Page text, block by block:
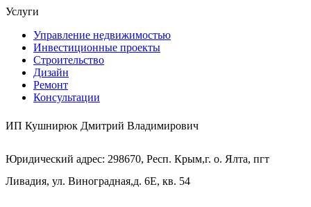
Услуги
Управление недвижимостью
Инвестиционные проекты
Строительство
Дизайн
Ремонт
Консультации
ИП Кушнирюк Дмитрий Владимирович
Юридический адрес: 298670, Респ. Крым,г. о. Ялта, пгт
Ливадия, ул. Виноградная,д. 6Е, кв. 54